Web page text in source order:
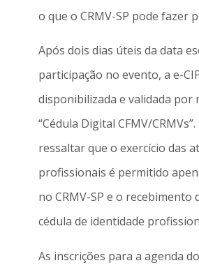
o que o CRMV-SP pode fazer
Após dois dias úteis da data
participação no evento, a e-
disponibilizada e validada por
“Cédula Digital CFMV/
ressaltar que o exercício das
profissionais é permitido
no CRMV-SP e o recebimento
cédula de identidade
As inscrições para a agenda